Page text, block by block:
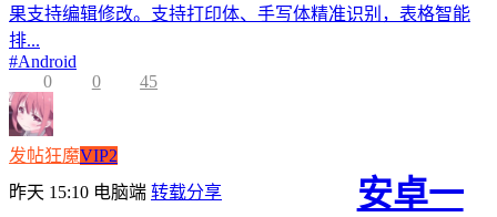
果支持编辑修改。支持打印体、手写体精准识别，表格智能
排...
#Android
0
0 45
发帖狂魔VIP2
昨天 15:10 电脑端 转载分享
安卓一